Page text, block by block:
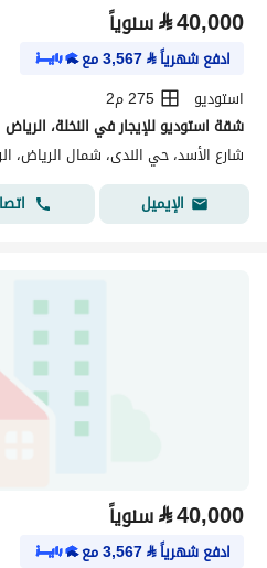
⃁40,000 سنوياً
ادفع شهرياً⃁
3,567مع
استوديو
275 م2
شقة استوديو للإيجار في النخلة، الرياض
شارع الأسد، حي الندى، شمال الرياض،
الإيميل
⃁40,000 سنوياً
ادفع شهرياً⃁
3,567مع